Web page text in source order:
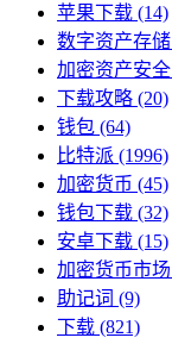
苹果下载 (14)
数字资产存储
加密资产安全
下载攻略 (20)
钱包 (64)
比特派 (1996)
加密货币 (45)
钱包下载 (32)
安卓下载 (15)
加密货币市场
助记词 (9)
下载 (821)